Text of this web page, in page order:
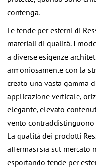
contenga.
Le tende per esterni di
materiali di qualità. I
a diverse esigenze
armoniosamente con la
creato una vasta gamma
applicazione verticale,
elegante, elevato
vento contraddistinguono
La qualità dei prodotti
affermasi sia sul mercato
esportando tende per